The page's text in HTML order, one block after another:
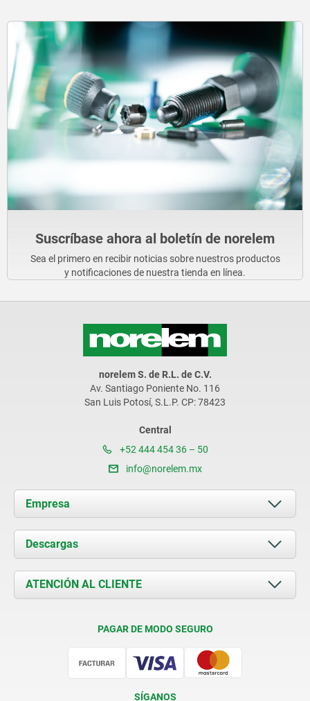
Suscríbase ahora al boletín de norelem
Sea el primero en recibir noticias sobre nuestros productos
y notificaciones de nuestra tienda en línea.
norelem S. de R.L. de C.V.
Av. Santiago Poniente No. 116
San Luis Potosí, S.L.P. CP: 78423
Central
+52 444 454 36 – 50
info@norelem.mx
Empresa
Acerca de nosotros
Novedades
Contacto
Descargas
Documents
ATENCIÓN AL CLIENTE
PAGAR DE MODO SEGURO
SÍGANOS